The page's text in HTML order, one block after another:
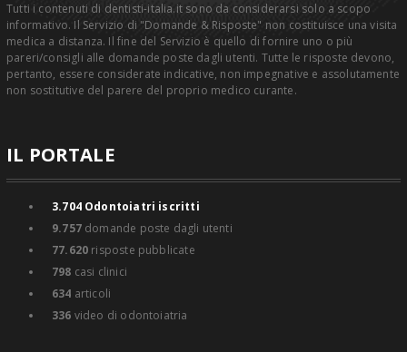
Tutti i contenuti di dentisti-italia.it sono da considerarsi solo a scopo
informativo. Il Servizio di "Domande & Risposte" non costituisce una visita
medica a distanza. Il fine del Servizio è quello di fornire uno o più
pareri/consigli alle domande poste dagli utenti. Tutte le risposte devono,
pertanto, essere considerate indicative, non impegnative e assolutamente
non sostitutive del parere del proprio medico curante.
IL PORTALE
3.704Odontoiatri iscritti
9.757domande poste dagli utenti
77.620 risposte pubblicate
798 casi clinici
634 articoli
336 video di odontoiatria